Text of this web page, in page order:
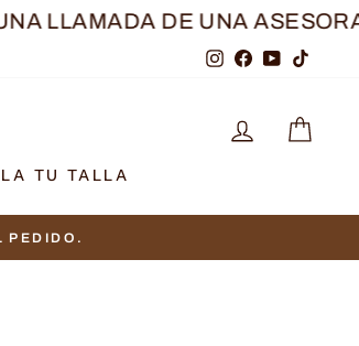
DE UNA ASESORA
Instagram
Facebook
YouTube
INGRESAR
TU TALLA
PEDIDO.